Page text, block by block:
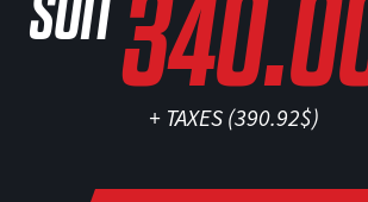
SOIT
+ TAXES (390.92$)